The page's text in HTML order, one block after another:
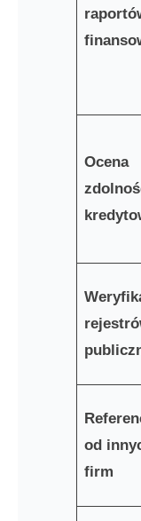
Ocena
od
firm